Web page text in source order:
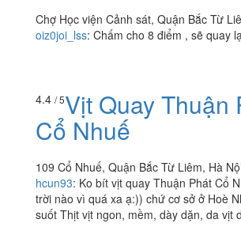
Chợ Học viện Cảnh sát, Quận Bắc Từ
oiz0joi_lss: Chấm cho 8 điểm , sẽ quay
4.4 / 5Vịt Quay Thuận
Cổ Nhuế
109 Cổ Nhuế, Quận Bắc Từ Liêm, Hà
hcun93: Ko bít vịt quay Thuận Phát Cổ
trời nào vì quá xa ạ:)) chứ cơ sở ở Hoè
suốt Thịt vịt ngon, mềm, dày dặn, da vịt